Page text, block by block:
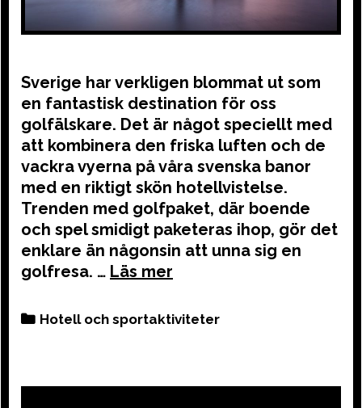
Sverige har verkligen blommat ut som
en fantastisk destination för oss
golfälskare. Det är något speciellt med
att kombinera den friska luften och de
vackra vyerna på våra svenska banor
med en riktigt skön hotellvistelse.
Trenden med golfpaket, där boende
och spel smidigt paketeras ihop, gör det
enklare än någonsin att unna sig en
golfresa. …
Categories
Hotell och sportaktiviteter